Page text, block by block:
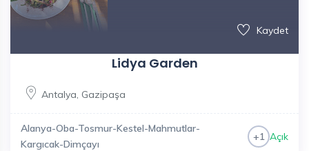
Kaydet
Lidya Garden
Antalya, Gazipaşa
Alanya-Oba-Tosmur-Kestel-Mahmutlar-
Kargıcak-Dimçayı
+1 Açık